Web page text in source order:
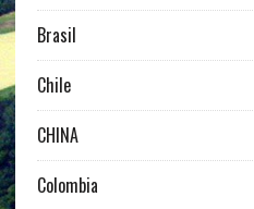
Brasil
Chile
CHINA
Colombia